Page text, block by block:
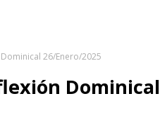
26/Enero/2025
Dominical